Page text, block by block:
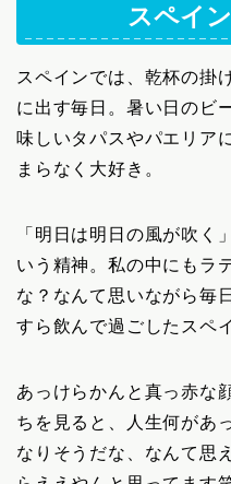
スペイ
スペインでは、乾杯の掛
に出す毎日。暑い日のビ
味しいタパスやパエリア
まらなく大好き。
「明日は明日の風が吹く
いう精神。私の中にもラ
な？なんて思いながら毎
すら飲んで過ごしたスペ
あっけらかんと真っ赤な
ちを見ると、人生何があ
なりそうだな、なんて思